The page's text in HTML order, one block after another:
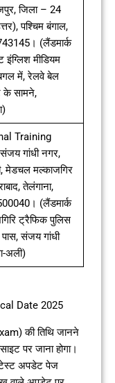
जिला – 24
पश्चिम बंगाल,
(लैंडमार्क
इंग्लिश मीडियम
में, रेलवे बेल
के सामने,
Training
गांधी नगर,
मेडचल मल्काजगिर
तेलंगाना,
(लैंडमार्क
ट्रैफिक पुलिस
संजय गांधी
अली)
Date 2025
की तिथि जानने
पर जाना होगा।
अपडेट पेज